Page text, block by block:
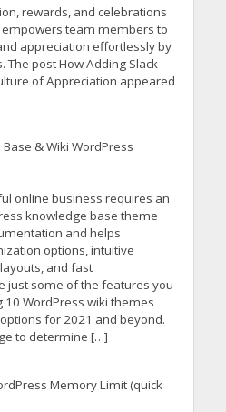
rewards, and celebrations
team members to
appreciation effortlessly by
The post How Adding Slack
of Appreciation appeared
& Wiki WordPress
online business requires an
knowledge base theme
and helps
options, intuitive
and fast
just some of the features you
10 WordPress wiki themes
for 2021 and beyond.
to determine […]
Memory Limit (quick